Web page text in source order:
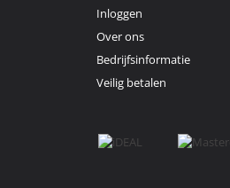
Inloggen
Over ons
Bedrijfsinformatie
Veilig betalen